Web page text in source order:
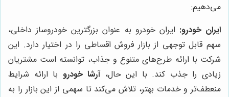
می‌دهیم:
ایران خودرو: ایران خودرو به عنوان بزرگترین خودروساز داخلی،
سهم قابل توجهی از بازار فروش اقساطی را در اختیار دارد. این
شرکت با ارائه طرح‌های متنوع و جذاب، توانسته است مشتریان
زیادی را جذب کند. با این حال،آرشا خودرو با ارائه شرایط
منعطف‌تر و خدمات بهتر، تلاش می‌کند تا سهمی از این بازار را به